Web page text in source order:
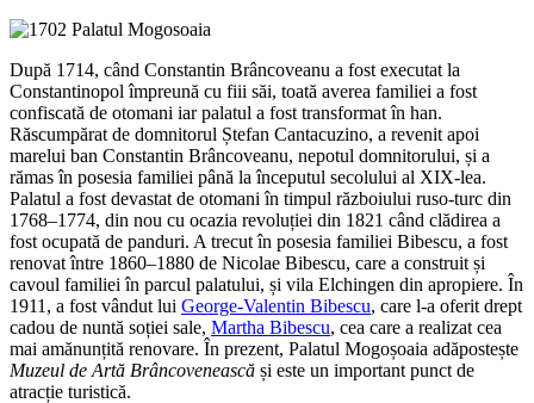
După 1714, când Constantin Brâncoveanu a fost executat la
Constantinopol împreună cu fiii săi, toată averea familiei a fost
confiscată de otomani iar palatul a fost transformat în han.
Răscumpărat de domnitorul Ștefan Cantacuzino, a revenit apoi
marelui ban Constantin Brâncoveanu, nepotul domnitorului, și a
rămas în posesia familiei până la începutul secolului al XIX-lea.
Palatul a fost devastat de otomani în timpul războiului ruso-turc din
1768–1774, din nou cu ocazia revoluției din 1821 când clădirea a
fost ocupată de panduri. A trecut în posesia familiei Bibescu, a fost
renovat între 1860–1880 de Nicolae Bibescu, care a construit și
cavoul familiei în parcul palatului, și vila Elchingen din apropiere. În
1911, a fost vândut lui George-Valentin Bibescu, care l-a oferit drept
cadou de nuntă soției sale, Martha Bibescu, cea care a realizat cea
mai amănunțită renovare. În prezent, Palatul Mogoșoaia adăpostește
Muzeul de Artă Brâncovenească și este un important punct de
atracție turistică.